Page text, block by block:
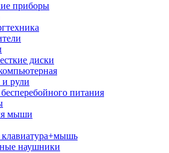
приборы
диски
рули
питания
мыши
наушники